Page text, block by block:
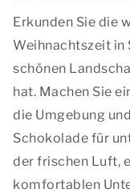
Erkunden Sie die
Weihnachtszeit in
schönen
hat. Machen Sie
die Umgebung
Schokolade für
der frischen Luft,
komfortablen